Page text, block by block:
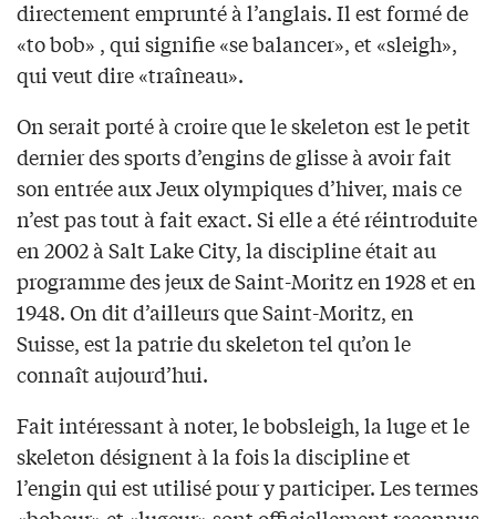
directement emprunté à l’anglais. Il est formé de
«to bob» , qui signifie «se balancer», et «sleigh»,
qui veut dire «traîneau».
On serait porté à croire que le skeleton est le petit
dernier des sports d’engins de glisse à avoir fait
son entrée aux Jeux olympiques d’hiver, mais ce
n’est pas tout à fait exact. Si elle a été réintroduite
en 2002 à Salt Lake City, la discipline était au
programme des jeux de Saint-Moritz en 1928 et en
1948. On dit d’ailleurs que Saint-Moritz, en
Suisse, est la patrie du skeleton tel qu’on le
connaît aujourd’hui.
Fait intéressant à noter, le bobsleigh, la luge et le
skeleton désignent à la fois la discipline et
l’engin qui est utilisé pour y participer. Les termes